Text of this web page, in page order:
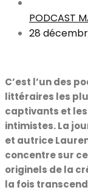
PODCAST
28
C’est l’un des
littéraires les
captivants et
intimistes. La
et autrice
concentre sur
originels de la
la fois